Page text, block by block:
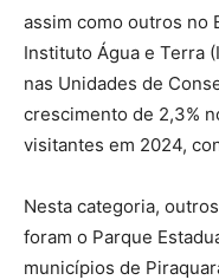
assim como outros no
Instituto Água e Terra
nas Unidades de
crescimento de 2,3%
visitantes em 2024,
Nesta categoria,
foram o Parque
municípios de